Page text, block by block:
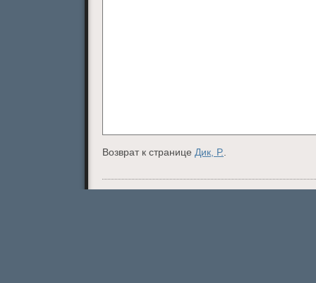
Возврат к странице Дик, Р..